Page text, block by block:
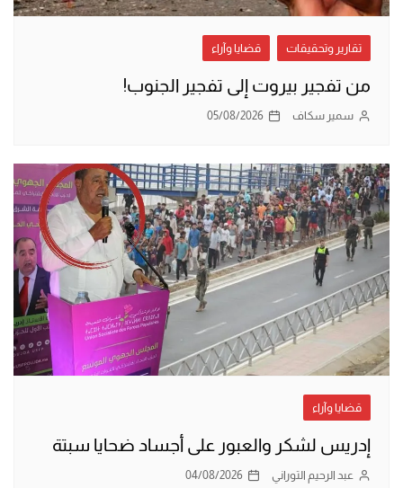
تقارير وتحقيقات قضايا وآراء
من تفجير بيروت إلى تفجير الجنوب!
سمير سكاف 05/08/2026
قضايا وآراء
إدريس لشكر والعبور على أجساد ضحايا سبتة
عبد الرحيم التوراني 04/08/2026